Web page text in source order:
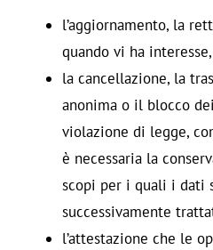
l’aggiornamento, la
quando vi ha
la cancellazione, la
anonima o il blocco
violazione di legge,
è necessaria la
scopi per i quali i dati
successivamente
l’attestazione che le